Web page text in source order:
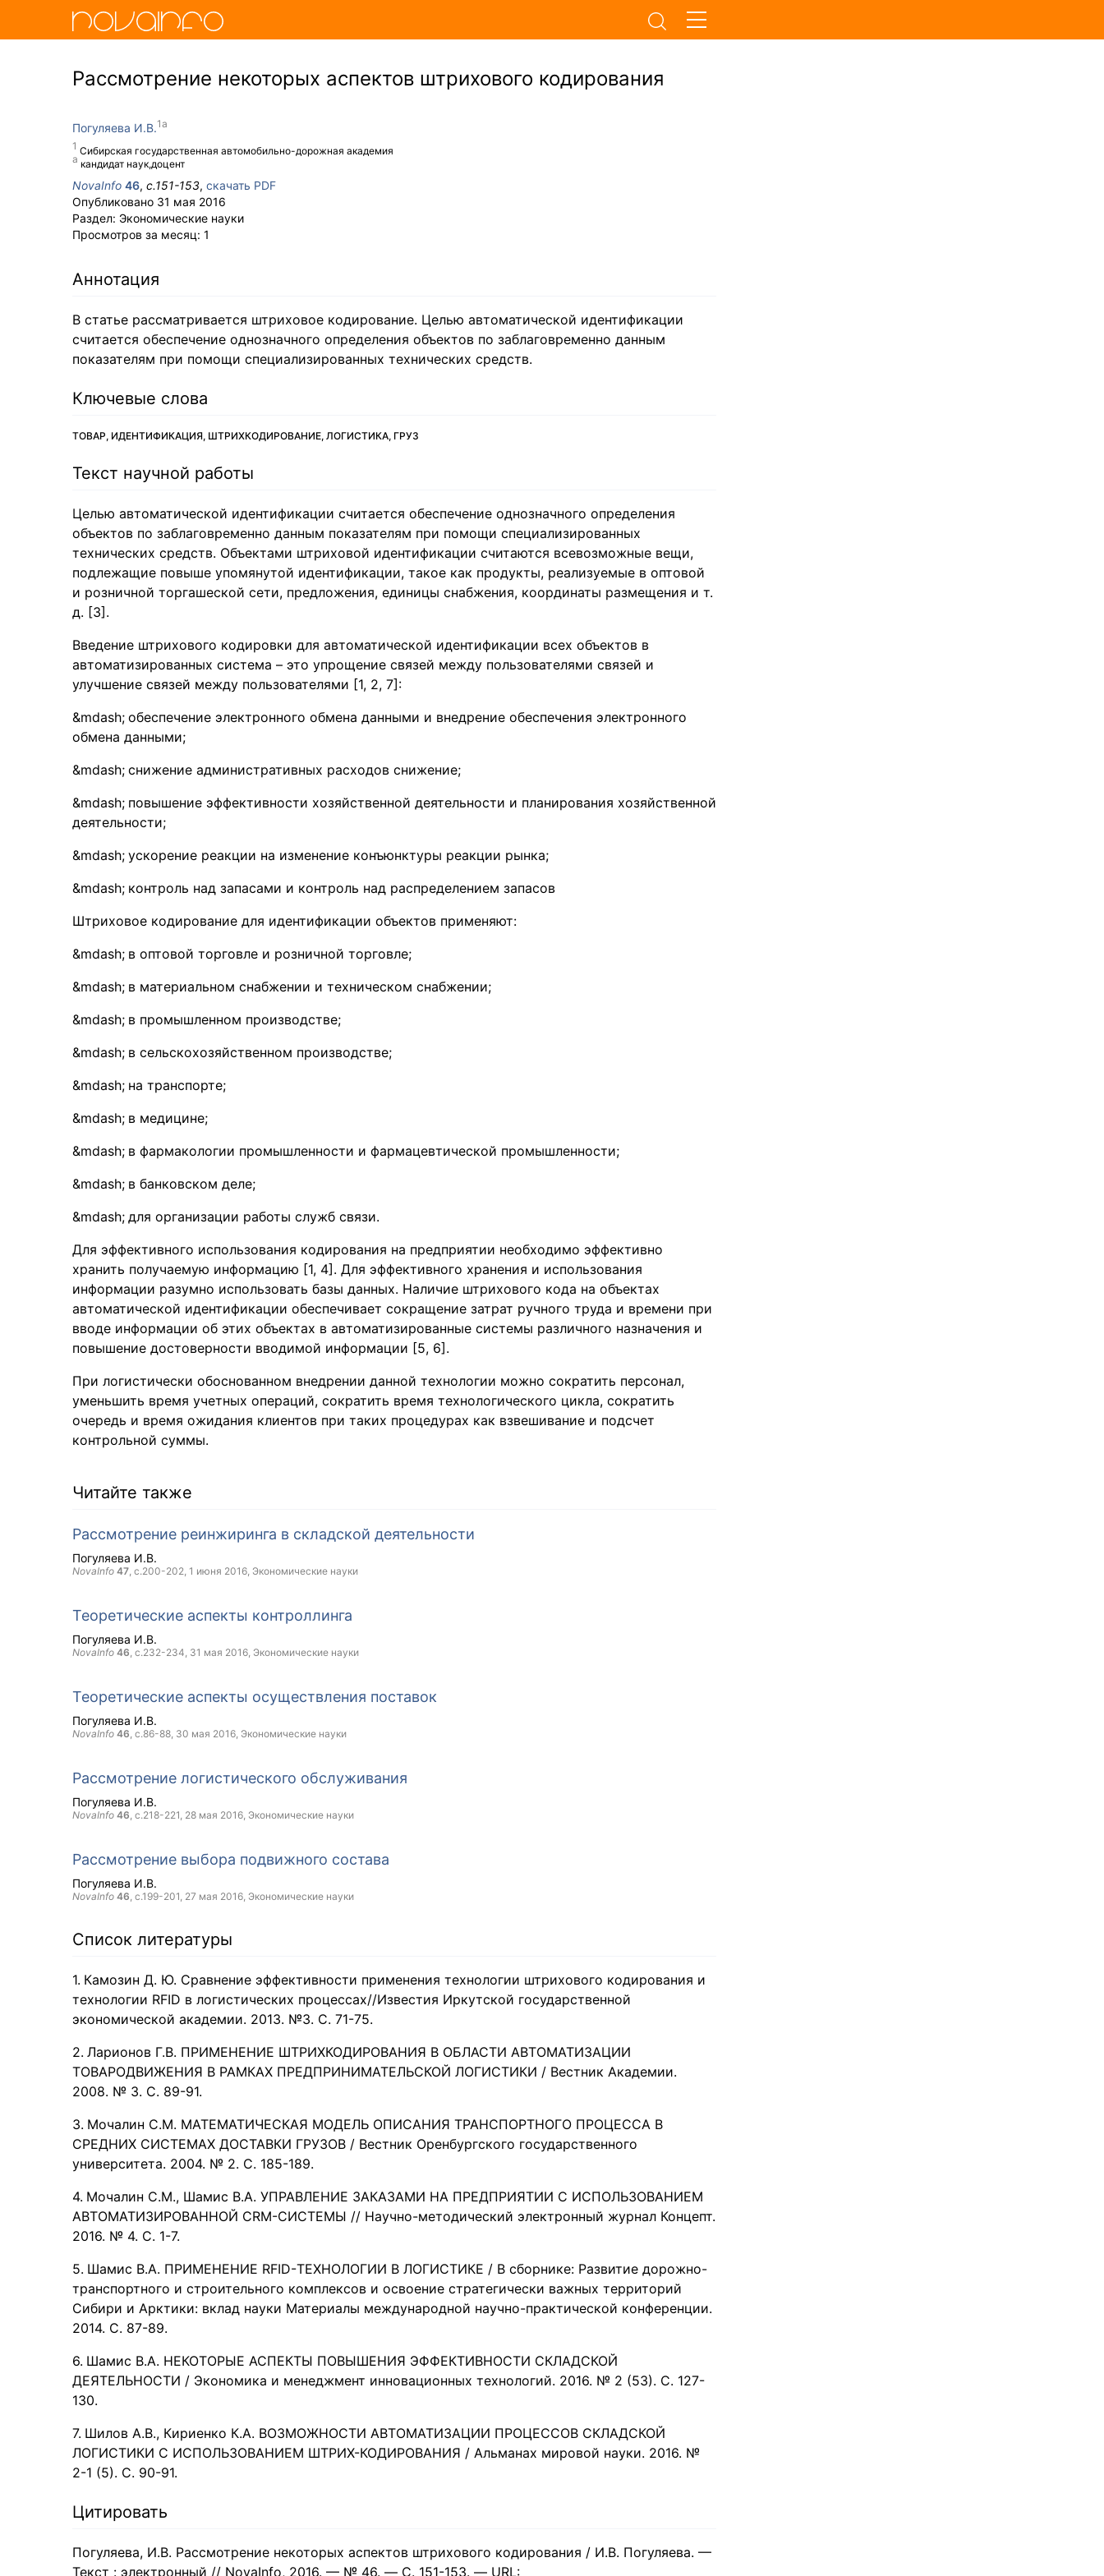
Рассмотрение некоторых аспектов штрихового кодирования
Погуляева И.В.
Сибирская государственная автомобильно-дорожная академия
кандидат наук,доцент
NovaInfo 46, с.151-153, скачать PDF
Опубликовано 31 мая 2016
Раздел: Экономические науки
Просмотров за месяц: 1
Аннотация
В статье рассматривается штриховое кодирование. Целью автоматической идентификации
считается обеспечение однозначного определения объектов по заблаговременно данным
показателям при помощи специализированных технических средств.
Ключевые слова
ТОВАР, ИДЕНТИФИКАЦИЯ, ШТРИХКОДИРОВАНИЕ, ЛОГИСТИКА, ГРУЗ
Текст научной работы
Целью автоматической идентификации считается обеспечение однозначного определения
объектов по заблаговременно данным показателям при помощи специализированных
технических средств. Объектами штриховой идентификации считаются всевозможные вещи,
подлежащие повыше упомянутой идентификации, такое как продукты, реализуемые в оптовой
и розничной торгашеской сети, предложения, единицы снабжения, координаты размещения и т.
д. [3].
Введение штрихового кодировки для автоматической идентификации всех объектов в
автоматизированных система – это упрощение связей между пользователями связей и
улучшение связей между пользователями [1, 2, 7]:
обеспечение электронного обмена данными и внедрение обеспечения электронного
обмена данными;
снижение административных расходов снижение;
повышение эффективности хозяйственной деятельности и планирования хозяйственной
деятельности;
ускорение реакции на изменение конъюнктуры реакции рынка;
контроль над запасами и контроль над распределением запасов
Штриховое кодирование для идентификации объектов применяют:
в оптовой торговле и розничной торговле;
в материальном снабжении и техническом снабжении;
в промышленном производстве;
в сельскохозяйственном производстве;
на транспорте;
в медицине;
в фармакологии промышленности и фармацевтической промышленности;
в банковском деле;
для организации работы служб связи.
Для эффективного использования кодирования на предприятии необходимо эффективно
хранить получаемую информацию [1, 4]. Для эффективного хранения и использования
информации разумно использовать базы данных. Наличие штрихового кода на объектах
автоматической идентификации обеспечивает сокращение затрат ручного труда и времени при
вводе информации об этих объектах в автоматизированные системы различного назначения и
повышение достоверности вводимой информации [5, 6].
При логистически обоснованном внедрении данной технологии можно сократить персонал,
уменьшить время учетных операций, сократить время технологического цикла, сократить
очередь и время ожидания клиентов при таких процедурах как взвешивание и подсчет
контрольной суммы.
Читайте также
Рассмотрение реинжиринга в складской деятельности
Погуляева И.В.
NovaInfo 47, с.200-202, 1 июня 2016, Экономические науки
Теоретические аспекты контроллинга
Погуляева И.В.
NovaInfo 46, с.232-234, 31 мая 2016, Экономические науки
Теоретические аспекты осуществления поставок
Погуляева И.В.
NovaInfo 46, с.86-88, 30 мая 2016, Экономические науки
Рассмотрение логистического обслуживания
Погуляева И.В.
NovaInfo 46, с.218-221, 28 мая 2016, Экономические науки
Рассмотрение выбора подвижного состава
Погуляева И.В.
NovaInfo 46, с.199-201, 27 мая 2016, Экономические науки
Список литературы
Камозин Д. Ю. Сравнение эффективности применения технологии штрихового кодирования и
технологии RFID в логистических процессах//Известия Иркутской государственной
экономической академии. 2013. №3. С. 71-75.
Ларионов Г.В. ПРИМЕНЕНИЕ ШТРИХКОДИРОВАНИЯ В ОБЛАСТИ АВТОМАТИЗАЦИИ
ТОВАРОДВИЖЕНИЯ В РАМКАХ ПРЕДПРИНИМАТЕЛЬСКОЙ ЛОГИСТИКИ / Вестник Академии.
2008. № 3. С. 89-91.
Мочалин С.М. МАТЕМАТИЧЕСКАЯ МОДЕЛЬ ОПИСАНИЯ ТРАНСПОРТНОГО ПРОЦЕССА В
СРЕДНИХ СИСТЕМАХ ДОСТАВКИ ГРУЗОВ / Вестник Оренбургского государственного
университета. 2004. № 2. С. 185-189.
Мочалин С.М., Шамис В.А. УПРАВЛЕНИЕ ЗАКАЗАМИ НА ПРЕДПРИЯТИИ С ИСПОЛЬЗОВАНИЕМ
АВТОМАТИЗИРОВАННОЙ CRM-СИСТЕМЫ // Научно-методический электронный журнал Концепт.
2016. № 4. С. 1-7.
Шамис В.А. ПРИМЕНЕНИЕ RFID-ТЕХНОЛОГИИ В ЛОГИСТИКЕ / В сборнике: Развитие дорожно-
транспортного и строительного комплексов и освоение стратегически важных территорий
Сибири и Арктики: вклад науки Материалы международной научно-практической конференции.
2014. С. 87-89.
Шамис В.А. НЕКОТОРЫЕ АСПЕКТЫ ПОВЫШЕНИЯ ЭФФЕКТИВНОСТИ СКЛАДСКОЙ
ДЕЯТЕЛЬНОСТИ / Экономика и менеджмент инновационных технологий. 2016. № 2 (53). С. 127-
130.
Шилов А.В., Кириенко К.А. ВОЗМОЖНОСТИ АВТОМАТИЗАЦИИ ПРОЦЕССОВ СКЛАДСКОЙ
ЛОГИСТИКИ С ИСПОЛЬЗОВАНИЕМ ШТРИХ-КОДИРОВАНИЯ / Альманах мировой науки. 2016. №
2-1 (5). С. 90-91.
Цитировать
Погуляева, И.В. Рассмотрение некоторых аспектов штрихового кодирования / И.В. Погуляева. —
Текст : электронный // NovaInfo, 2016. — № 46. — С. 151-153. — URL: